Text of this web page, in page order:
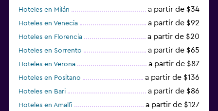
Hoteles en Milán a partir de $34
Hoteles en Venecia a partir de $92
Hoteles en Florencia a partir de $20
Hoteles en Sorrento a partir de $65
Hoteles en Verona a partir de $87
Hoteles en Positano a partir de $136
Hoteles en Bari a partir de $86
Hoteles en Amalfi a partir de $127